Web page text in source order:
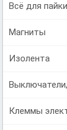
Всё для пайки
Магниты
Изолента
Клеммы